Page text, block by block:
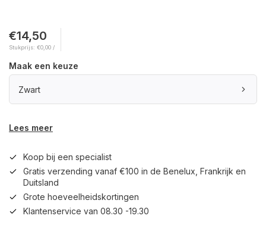
€14,50
Stukprijs: €0,00 /
Maak een keuze
Zwart
Lees meer
Koop bij een specialist
Gratis verzending vanaf €100 in de Benelux, Frankrijk en
Duitsland
Grote hoeveelheidskortingen
Klantenservice van 08.30 -19.30